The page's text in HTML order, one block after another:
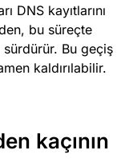
DNS kayıtlarını
bu süreçte
sürdürür. Bu geçiş
kaldırılabilir.
kaçının